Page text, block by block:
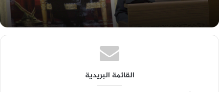
القائمة البريدية